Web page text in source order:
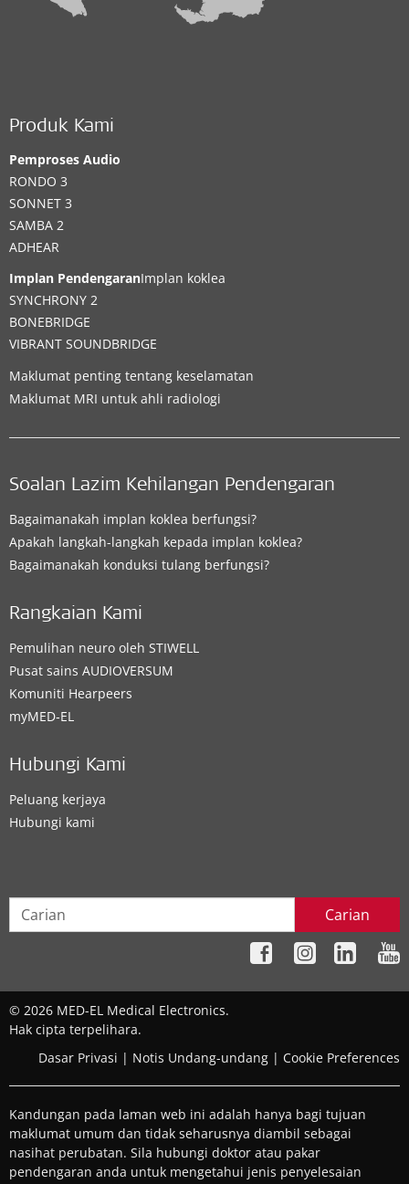
Produk Kami
Pemproses Audio
RONDO 3
SONNET 3
SAMBA 2
ADHEAR
Implan PendengaranImplan koklea
SYNCHRONY 2
BONEBRIDGE
VIBRANT SOUNDBRIDGE
Maklumat penting tentang keselamatan
Maklumat MRI untuk ahli radiologi
Soalan Lazim Kehilangan Pendengaran
Bagaimanakah implan koklea berfungsi?
Apakah langkah-langkah kepada implan koklea?
Bagaimanakah konduksi tulang berfungsi?
Rangkaian Kami
Pemulihan neuro oleh STIWELL
Pusat sains AUDIOVERSUM
Komuniti Hearpeers
myMED‑EL
Hubungi Kami
Peluang kerjaya
Hubungi kami
Carian
© 2026 MED-EL Medical Electronics.
Hak cipta terpelihara.
Dasar Privasi | Notis Undang-undang | Cookie Preferences
Kandungan pada laman web ini adalah hanya bagi tujuan
maklumat umum dan tidak seharusnya diambil sebagai
nasihat perubatan. Sila hubungi doktor atau pakar
pendengaran anda untuk mengetahui jenis penyelesaian